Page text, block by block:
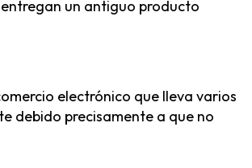
un antiguo producto
electrónico que lleva varios
debido precisamente a que no
C/
Email: